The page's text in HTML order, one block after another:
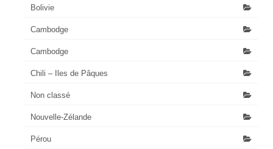
Bolivie
Cambodge
Cambodge
Chili – Iles de Pâques
Non classé
Nouvelle-Zélande
Pérou